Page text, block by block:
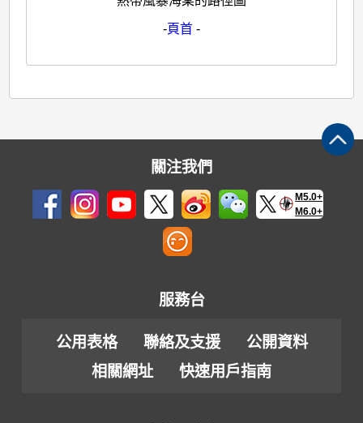
-頁首 -
關注我們
M5.0+
M6.0+
服務台
公用表格 聯絡及支援
公開資料
相關網址
快速用戶指南